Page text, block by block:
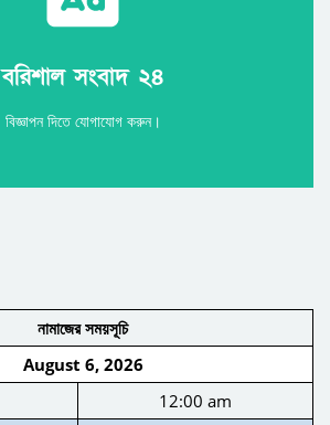
বরিশাল সংবাদ ২৪
বিজ্ঞাপন দিতে যোগাযোগ করুন।
বরিশাল সংবাদ ২৪
Call
নামাজের সময়সূচি
August 6, 2026
12:00 am